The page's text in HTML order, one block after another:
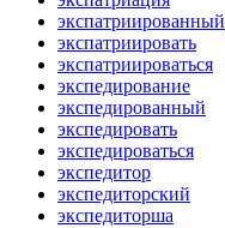
экспатриированный
экспатриировать
экспатриироваться
экспедирование
экспедированный
экспедировать
экспедироваться
экспедитор
экспедиторский
экспедиторша